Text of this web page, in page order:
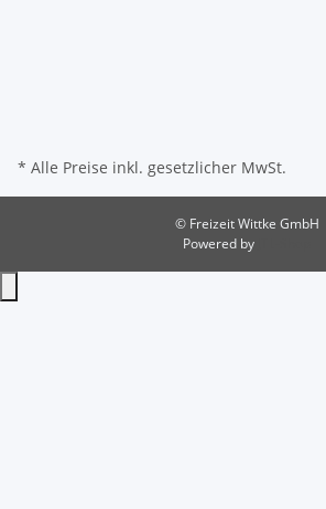
* Alle Preise inkl. gesetzlicher MwSt.
© Freizeit Wittke GmbH
Powered by